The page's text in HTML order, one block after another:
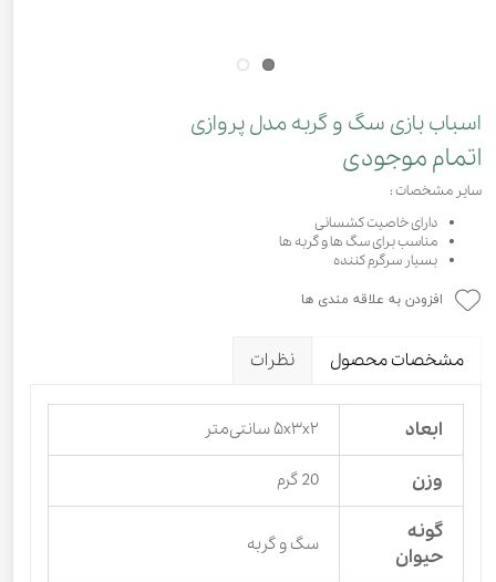
اسباب بازی سگ و گربه مدل پروازی
اتمام موجودی
سایر مشخصات :
دارای خاصیت کشسانی
مناسب برای سگ ها و گربه ها
بسیار سرگرم کننده
افزودن به علاقه مندی ها
مشخصات محصول نظرات
ابعاد ۵x۳x۲ سانتی‌متر
وزن 20 گرم
گونه
حیوان
سگ و گربه